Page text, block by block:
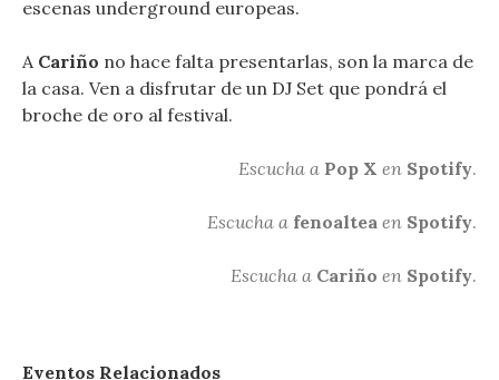
escenas underground europeas.
A Cariño no hace falta presentarlas, son la marca de
la casa. Ven a disfrutar de un DJ Set que pondrá el
broche de oro al festival.
Escucha a Pop X en Spotify.
Escucha a fenoaltea en Spotify.
Escucha a Cariño en Spotify.
Eventos Relacionados